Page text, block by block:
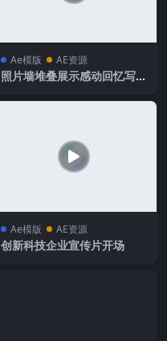
Ae模版 AE资源
照片墙堆叠展示感动回忆写真
Ae模版 AE资源
创新科技企业宣传片开场